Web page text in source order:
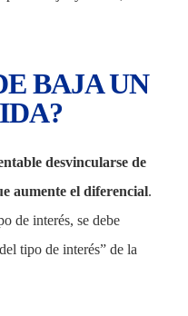
BAJA UN
desvincularse de
aumente el diferencial.
de interés, se debe
tipo de interés” de la